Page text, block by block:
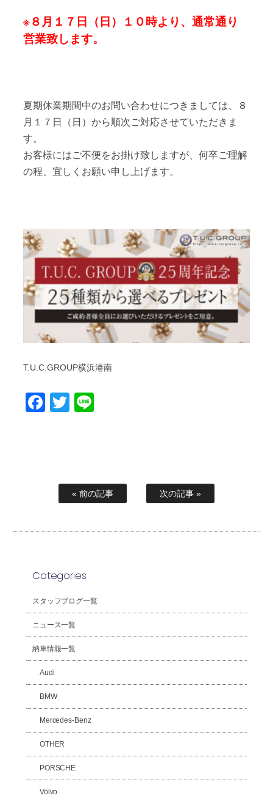
※８月１７日（日）１０時より、通常通り
営業致します。
夏期休業期間中のお問い合わせにつきましては、８
月１７日（日）から順次ご対応させていただきま
す。
お客様にはご不便をお掛け致しますが、何卒ご理解
の程、宜しくお願い申し上げます。
T.U.C.GROUP横浜港南
Facebook
Twitter
« 前の記事 次の記事 »
Categories
スタッフブログ一覧
ニュース一覧
納車情報一覧
Audi
BMW
Mercedes-Benz
OTHER
PORSCHE
Volvo